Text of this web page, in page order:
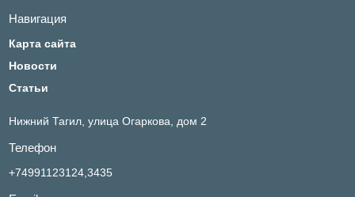
Навигация
Карта сайта
Новости
Статьи
Нижний Тагил, улица Огаркова, дом 2
Телефон
+74991123124,3435